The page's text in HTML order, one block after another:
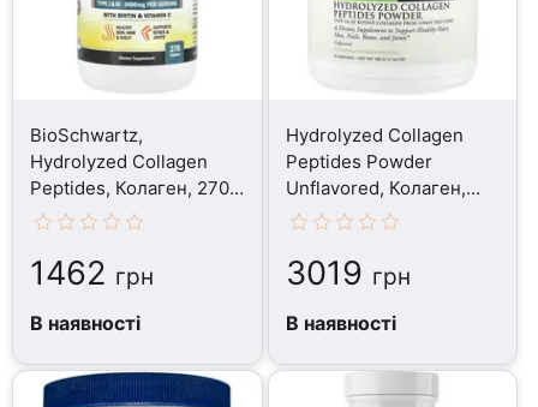
BioSchwartz,
Hydrolyzed Collagen
Peptides, Колаген, 270
таблеток
1462 грн
В наявності
Hydrolyzed Collagen
Peptides Powder
Unflavored, Колаген,
500 г
3019 грн
В наявності